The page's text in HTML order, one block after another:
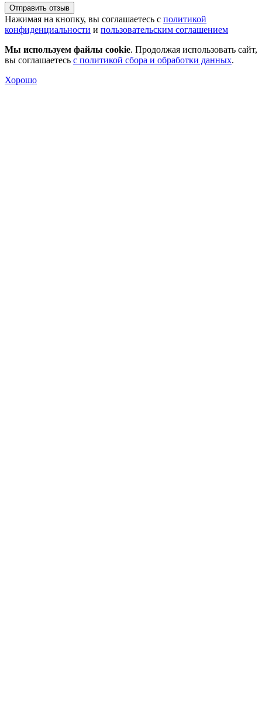
Отправить отзыв
Нажимая на кнопку, вы соглашаетесь с политикой
конфиденциальности и пользовательским соглашением
Мы используем файлы cookie. Продолжая использовать сайт,
вы соглашаетесь с политикой сбора и обработки данных.
Хорошо